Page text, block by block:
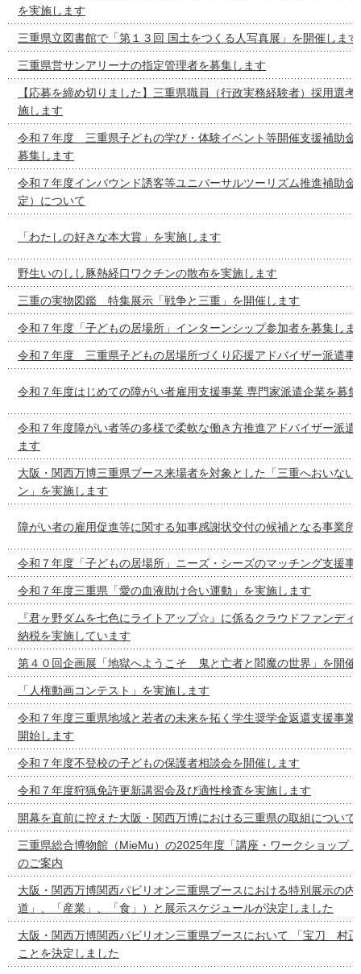
を実施します
三重県立図書館で「第１３回 国土をつくる人写真展」を開催します
三重県営サンアリーナの指定管理者を募集します
【応募を締め切りました】三重県職員（行政実務経験者）採用選
施します
令和７年度 三重県子どもの学び・体験イベント等開催支援補助金
募集します
令和７年度インバウンド誘客等ユニバーサルツーリズム推進補助金
定）について
「わたしの好きな本大賞」を実施します
野生いのしし豚熱経口ワクチンの散布を実施します
三重の実物図鑑 特集展示「戦争と三重」を開催します
令和７年度「子どもの居場所」インターンシップ参加者を募集しま
令和７年度 三重県子どもの居場所づくり応援アドバイザー派遣事
令和７年度はじめての障がい者雇用支援事業 専門家派遣企業を募
令和７年度障がい者等の多様で柔軟な働き方推進アドバイザー派遣
ます
大阪・関西万博三重県ブース来場者を対象とした「三重へおいない
ン」を実施します
障がい者の雇用促進等に関する知事感謝状交付の候補となる事業所
令和７年度「子どもの居場所」ニーズ・シーズのマッチング支援事
令和７年度三重県「愛の血液助け合い運動」を実施します
『君ヶ野ダムを七色にライトアップ☆』に係るクラウドファンディ
納税を実施しています
第４０回企画展「地獄へようこそ 鬼と亡者と閻魔の世界」を開催
「人権動画コンテスト」を実施します
令和７年度三重県地域と若者の未来を拓く学生奨学金返還支援事業
開始します
令和７年度不登校の子どもの保護者相談会を開催します
令和７年度狩猟免許更新講習会及び適性検査を実施します
開幕を直前に控えた大阪・関西万博における三重県の取組について
三重県総合博物館（MieMu）の2025年度「講座・ワークショップ
のご案内
大阪・関西万博関西パビリオン三重県ブースにおける特別展示の内
道」、「産業」、「食」）と展示スケジュールが決定しました
大阪・関西万博関西パビリオン三重県ブースにおいて 「宝刀 村
ことを決定しました